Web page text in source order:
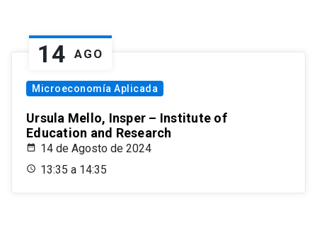
14 AGO
Microeconomía Aplicada
Ursula Mello, Insper – Institute of
Education and Research
14 de Agosto de 2024
13:35 a 14:35